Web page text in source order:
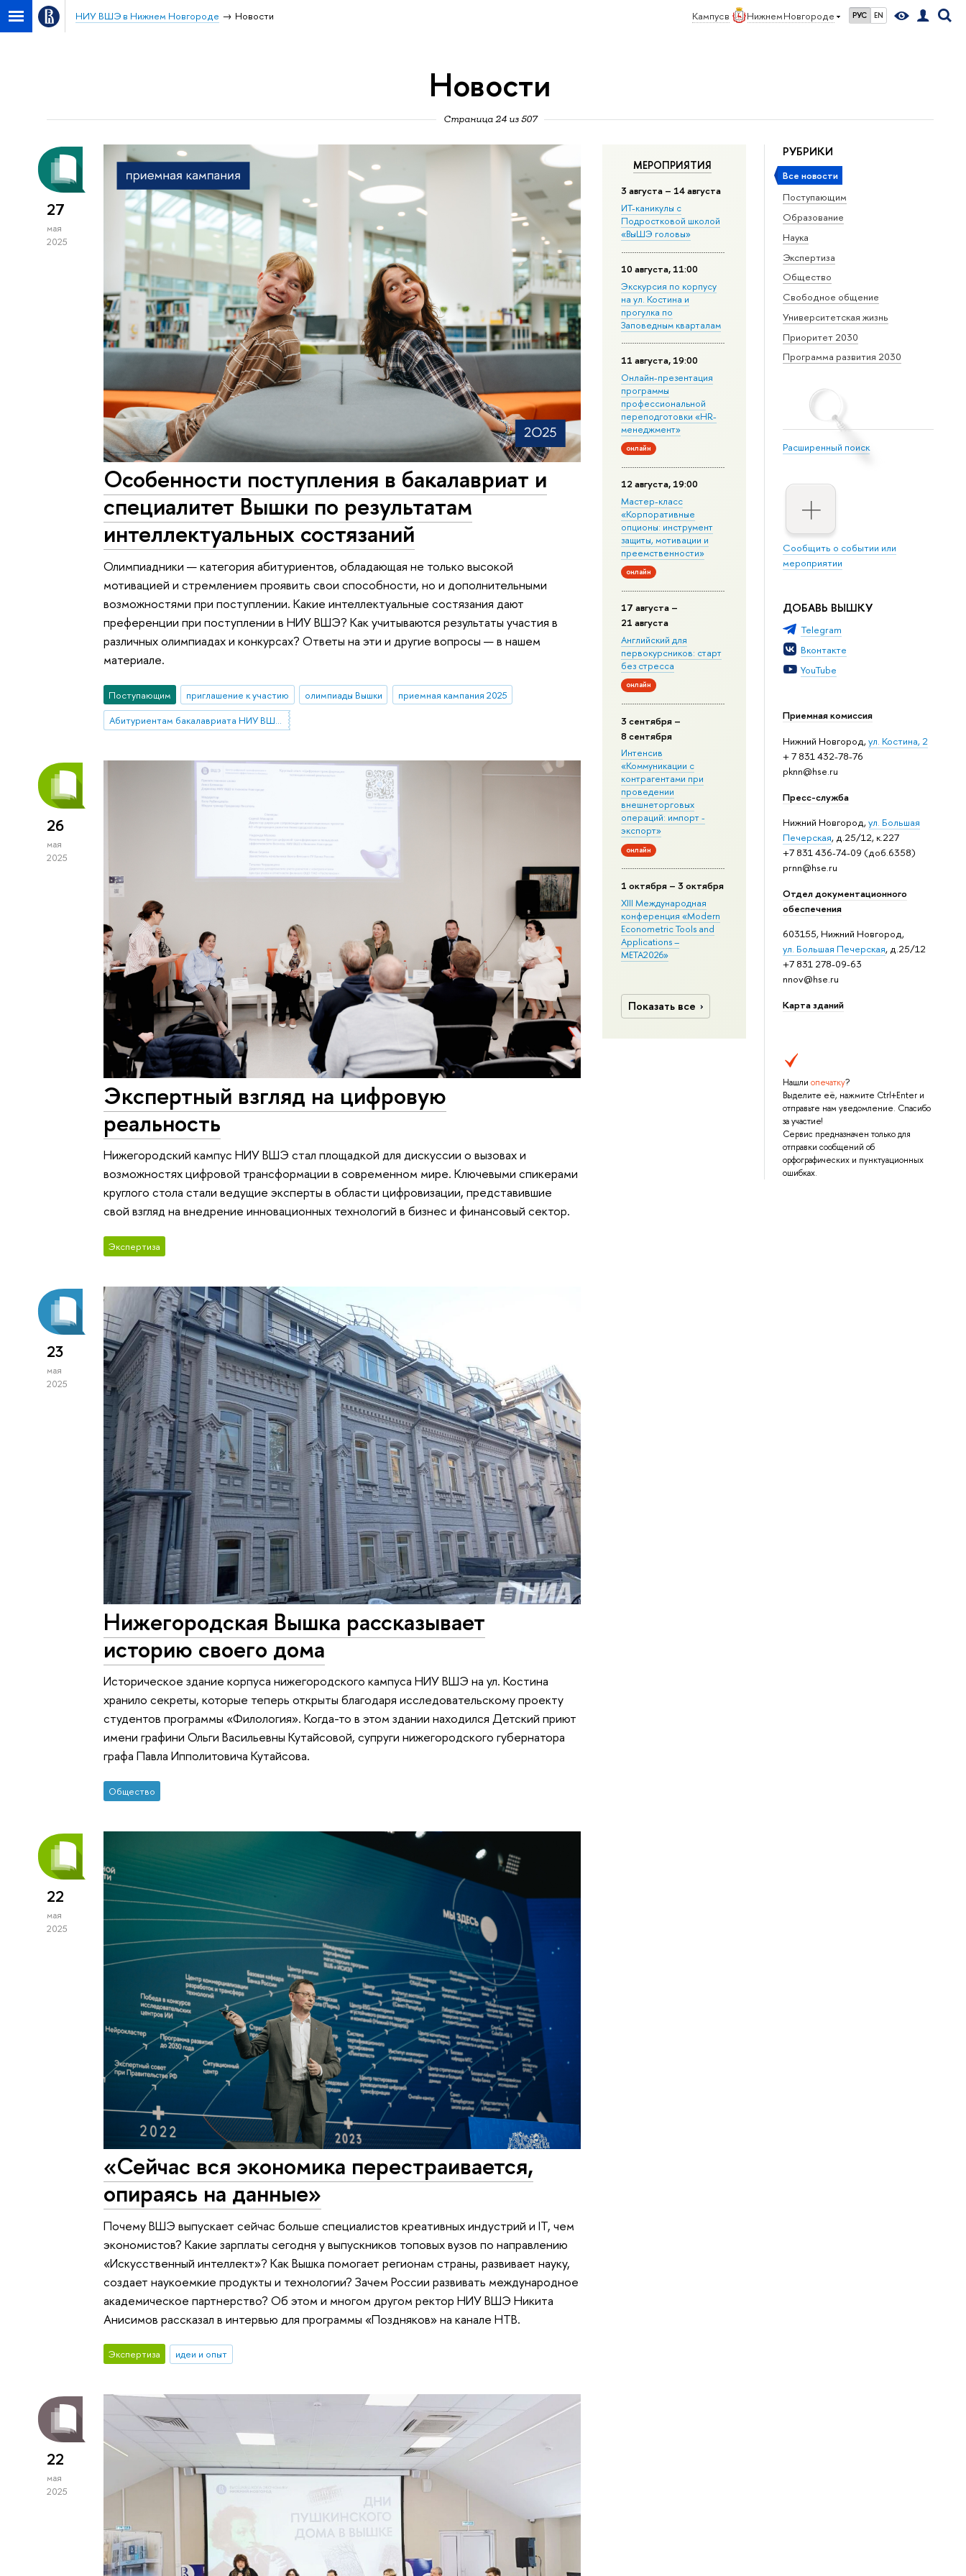
Кампус в Нижнем Новгороде РУС EN
НИУ ВШЭ в Нижнем Новгороде Новости
Новости
Страница 24 из 507
РУБРИКИ
Все новости
Поступающим
Образование
Наука
Экспертиза
Общество
Свободное общение
Университетская жизнь
Приоритет 2030
Программа развития 2030
Расширенный поиск
Сообщить о событии или
мероприятии
ДОБАВЬ ВЫШКУ
Telegram
Вконтакте
YouTube
Приемная комиссия
Нижний Новгород,ул. Костина, 2
+ 7 831 432-78-76
pknn@hse.ru
Пресс-служба
Нижний Новгород,ул. Большая
Печерская, д.25/12, к.227
+7 831 436-74-09 (доб.6358)
prnn@hse.ru
Отдел документационного
обеспечения
603155, Нижний Новгород,
ул. Большая Печерская, д.25/12
+7 831 278-09-63
nnov@hse.ru
Карта зданий
Нашли опечатку?
Выделите её, нажмите Ctrl+Enter и
отправьте нам уведомление. Спасибо
за участие!
Сервис предназначен только для
отправки сообщений об
орфографических и пунктуационных
ошибках.
МЕРОПРИЯТИЯ
3 августа – 14 августа
ИТ-каникулы с
Подростковой школой
«ВыШЭ головы»
10 августа, 11:00
Экскурсия по корпусу
на ул. Костина и
прогулка по
Заповедным кварталам
11 августа, 19:00
Онлайн-презентация
программы
профессиональной
переподготовки «HR-
менеджмент»
онлайн
12 августа, 19:00
Мастер-класс
«Корпоративные
опционы: инструмент
защиты, мотивации и
преемственности»
онлайн
17 августа –
21 августа
Английский для
первокурсников: старт
без стресса
онлайн
3 сентября –
8 сентября
Интенсив
«Коммуникации с
контрагентами при
проведении
внешнеторговых
операций: импорт -
экспорт»
онлайн
1 октября – 3 октября
XIII Международная
конференция «Modern
Econometric Tools and
Applications –
META2026»
Показать все
27
мая
2025
Особенности поступления в бакалавриат и
специалитет Вышки по результатам
интеллектуальных состязаний
Олимпиадники — категория абитуриентов, обладающая не только высокой
мотивацией и стремлением проявить свои способности, но и дополнительными
возможностями при поступлении. Какие интеллектуальные состязания дают
преференции при поступлении в НИУ ВШЭ? Как учитываются результаты участия в
различных олимпиадах и конкурсах? Ответы на эти и другие вопросы — в нашем
материале.
Поступающим приглашение к участию олимпиады Вышки
приемная кампания 2025
Абитуриентам бакалавриата НИУ ВШЭ—Нижний Новгород
26
мая
2025
Экспертный взгляд на цифровую
реальность
Нижегородский кампус НИУ ВШЭ стал площадкой для дискуссии о вызовах и
возможностях цифровой трансформации в современном мире. Ключевыми спикерами
круглого стола стали ведущие эксперты в области цифровизации, представившие
свой взгляд на внедрение инновационных технологий в бизнес и финансовый сектор.
Экспертиза
23
мая
2025
Нижегородская Вышка рассказывает
историю своего дома
Историческое здание корпуса нижегородского кампуса НИУ ВШЭ на ул. Костина
хранило секреты, которые теперь открыты благодаря исследовательскому проекту
студентов программы «Филология». Когда-то в этом здании находился Детский приют
имени графини Ольги Васильевны Кутайсовой, супруги нижегородского губернатора
графа Павла Ипполитовича Кутайсова.
Общество
22
мая
2025
«Сейчас вся экономика перестраивается,
опираясь на данные»
Почему ВШЭ выпускает сейчас больше специалистов креативных индустрий и IT, чем
экономистов? Какие зарплаты сегодня у выпускников топовых вузов по направлению
«Искусственный интеллект»? Как Вышка помогает регионам страны, развивает науку,
создает наукоемкие продукты и технологии? Зачем России развивать международное
академическое партнерство? Об этом и многом другом ректор НИУ ВШЭ Никита
Анисимов рассказал в интервью для программы «Поздняков» на канале НТВ.
Экспертиза идеи и опыт
22
мая
2025